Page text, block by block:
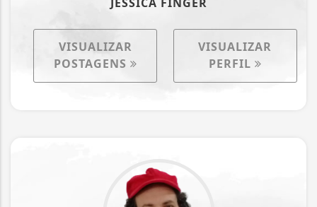
VISUALIZAR
POSTAGENS
VISUALIZAR
PERFIL